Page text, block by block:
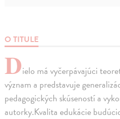
O TITULE
Dielo má vyčerpávajúci
význam a predstavuje
pedagogických skúseností a
autorky.Kvalita edukácie